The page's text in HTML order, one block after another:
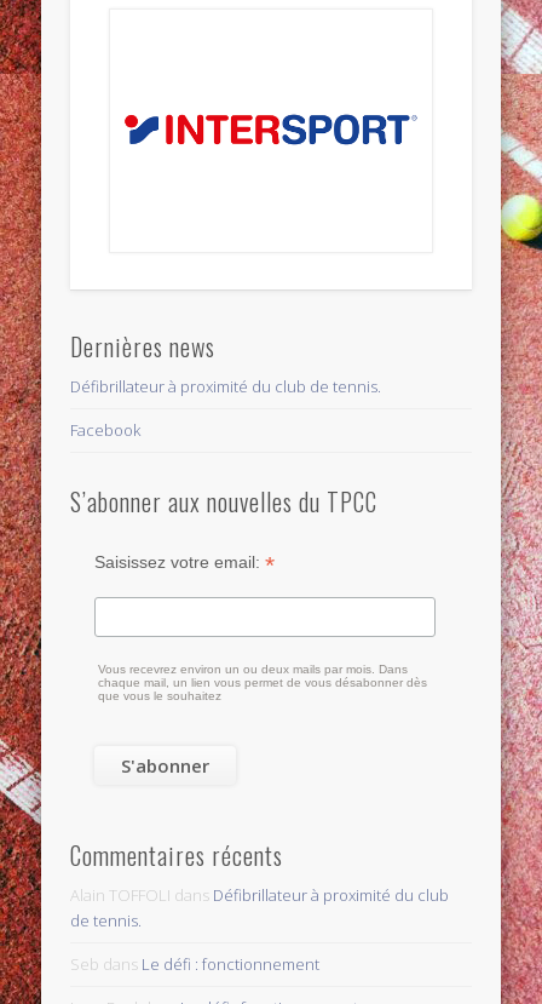
Dernières news
Défibrillateur à proximité du club de tennis.
Facebook
S’abonner aux nouvelles du TPCC
Saisissez votre email:*
Vous recevrez environ un ou deux mails par mois. Dans
chaque mail, un lien vous permet de vous désabonner dès
que vous le souhaitez
Commentaires récents
Alain TOFFOLI dans Défibrillateur à proximité du club
de tennis.
Seb dans Le défi : fonctionnement